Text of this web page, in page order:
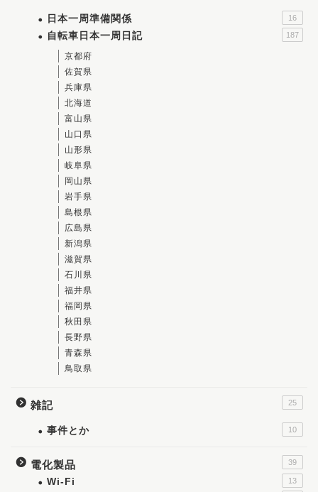
日本一周準備関係 16
自転車日本一周日記 187
京都府
佐賀県
兵庫県
北海道
富山県
山口県
山形県
岐阜県
岡山県
岩手県
島根県
広島県
新潟県
滋賀県
石川県
福井県
福岡県
秋田県
長野県
青森県
鳥取県
雑記 25
事件とか 10
電化製品 39
Wi-Fi 13